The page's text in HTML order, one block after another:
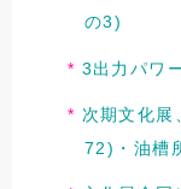
の3)
3出力パワ
次期文化展
72)・油槽